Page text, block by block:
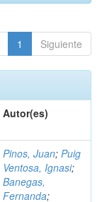
1 Siguiente
Autor(es)
Pinos, Juan; Puig
Ventosa, Ignasi;
Banegas,
Fernanda;